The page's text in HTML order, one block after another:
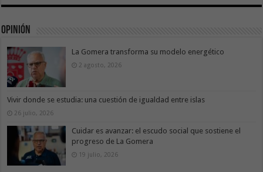
Opinión
La Gomera transforma su modelo energético
2 agosto, 2026
Vivir donde se estudia: una cuestión de igualdad entre islas
26 julio, 2026
Cuidar es avanzar: el escudo social que sostiene el
progreso de La Gomera
19 julio, 2026